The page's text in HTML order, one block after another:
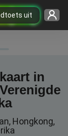
uit
in
Hongkong,